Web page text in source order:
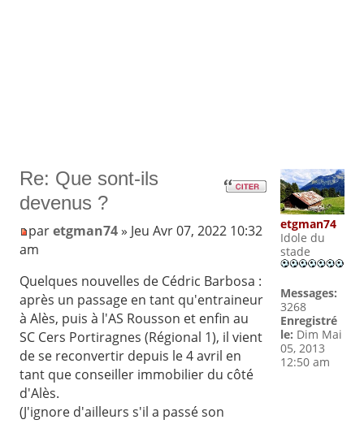
Re: Que sont-ils
devenus ?
paretgman74» Jeu Avr 07, 2022 10:32
am
Quelques nouvelles de Cédric Barbosa :
après un passage en tant qu'entraineur
à Alès, puis à l'AS Rousson et enfin au
SC Cers Portiragnes (Régional 1), il vient
de se reconvertir depuis le 4 avril en
tant que conseiller immobilier du côté
d'Alès.
(J'ignore d'ailleurs s'il a passé son
etgman74
Idole du
stade
Messages:
3268
Enregistré
le: Dim Mai
05, 2013
12:50 am